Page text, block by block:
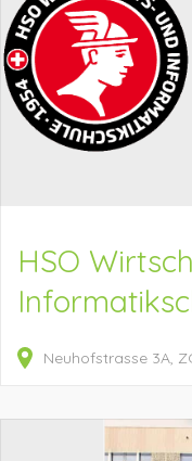
HSO
Neuhofstrasse 3A